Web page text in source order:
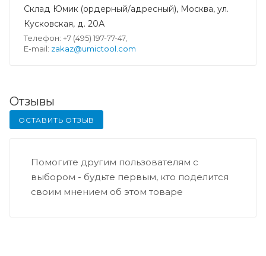
Склад Юмик (ордерный/адресный), Москва, ул.
Кусковская, д. 20А
Телефон: +7 (495) 197-77-47,
E-mail: zakaz@umictool.com
Отзывы
ОСТАВИТЬ ОТЗЫВ
Помогите другим пользователям с
выбором - будьте первым, кто поделится
своим мнением об этом товаре